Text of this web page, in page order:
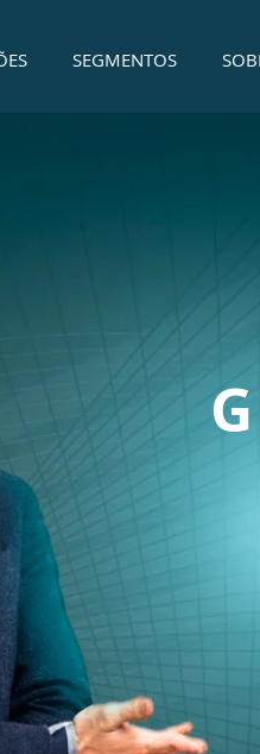
SEGMENTOS